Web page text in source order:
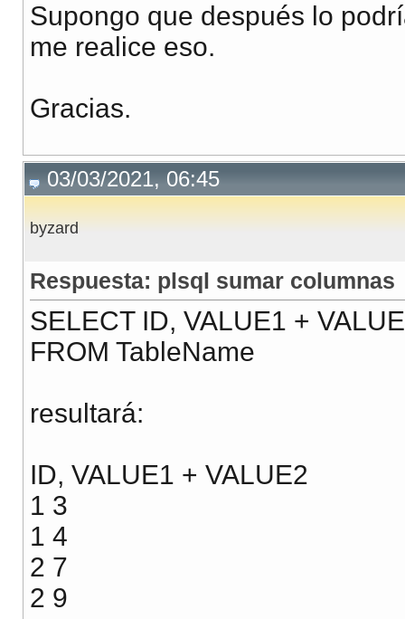
Supongo que después lo
me realice eso.
Gracias.
03/03/2021, 06:45
byzard
Respuesta: plsql sumar columnas
SELECT ID, VALUE1 +
FROM TableName
resultará:
ID, VALUE1 + VALUE2
1 3
1 4
2 7
2 9